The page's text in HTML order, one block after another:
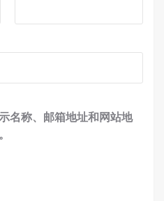
名称、邮箱地址和网站地